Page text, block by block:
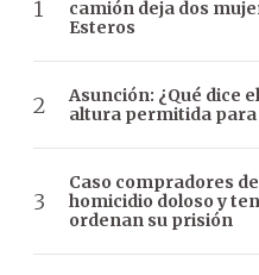
camión deja dos
Esteros
Asunción: ¿Qué dice
altura permitida para
Caso compradores
homicidio doloso y
ordenan su prisión